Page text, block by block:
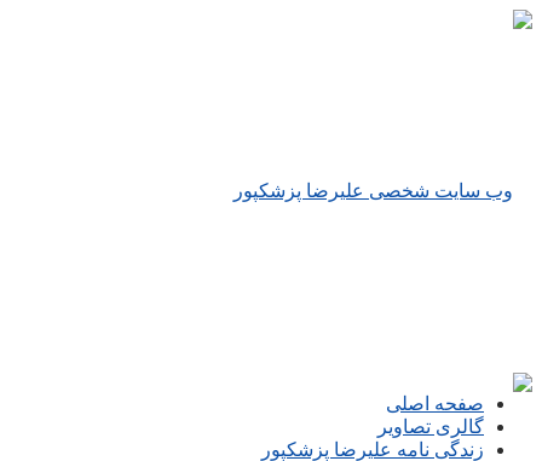
صفحه اصلی
گالری تصاویر
زندگی نامه علیرضا پزشکپور